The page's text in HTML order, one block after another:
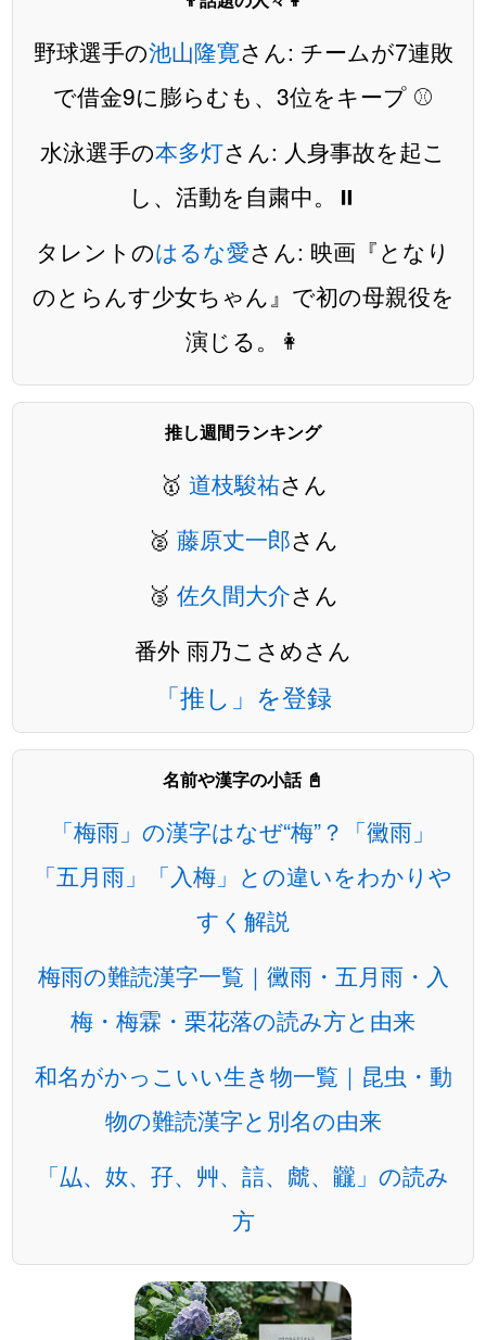
野球選手の池山隆寛さん: チームが7連敗
で借金9に膨らむも、3位をキープ ⚾️
水泳選手の本多灯さん: 人身事故を起こ
し、活動を自粛中。⏸️
タレントのはるな愛さん: 映画『となり
のとらんす少女ちゃん』で初の母親役を
演じる。👩
推し週間ランキング
🥇 道枝駿祐さん
🥈 藤原丈一郎さん
🥉 佐久間大介さん
番外 雨乃こさめさん
「推し」を登録
名前や漢字の小話 📓
「梅雨」の漢字はなぜ“梅”？「黴雨」
「五月雨」「入梅」との違いをわかりや
すく解説
梅雨の難読漢字一覧｜黴雨・五月雨・入
梅・梅霖・栗花落の読み方と由来
和名がかっこいい生き物一覧｜昆虫・動
物の難読漢字と別名の由来
「厸、奻、孖、艸、誩、虤、龖」の読み
方